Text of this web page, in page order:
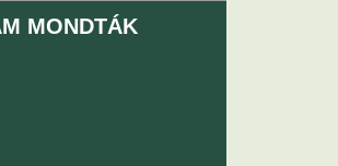
MONDTÁK